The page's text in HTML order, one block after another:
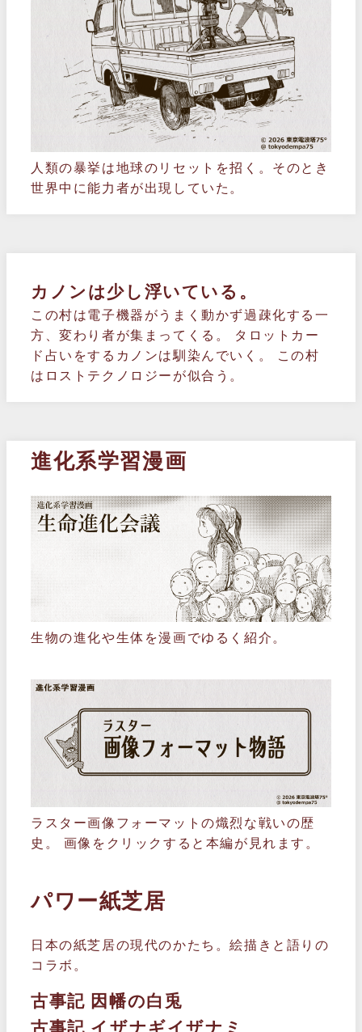
人類の暴挙は地球のリセットを招く。そのとき
世界中に能力者が出現していた。
カノンは少し浮いている。
この村は電子機器がうまく動かず過疎化する一
方、変わり者が集まってくる。 タロットカー
ド占いをするカノンは馴染んでいく。 この村
はロストテクノロジーが似合う。
進化系学習漫画
生物の進化や生体を漫画でゆるく紹介。
ラスター画像フォーマットの熾烈な戦いの歴
史。 画像をクリックすると本編が見れます。
パワー紙芝居
日本の紙芝居の現代のかたち。絵描きと語りの
コラボ。
古事記 因幡の白兎
古事記 イザナギイザナミ